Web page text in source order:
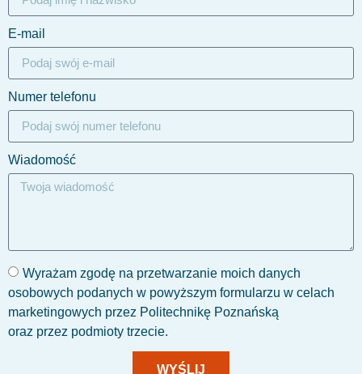
E-mail
Numer telefonu
Wiadomość
Wyrażam zgodę na przetwarzanie moich danych
osobowych podanych w powyższym formularzu w celach
marketingowych przez Politechnikę Poznańską
oraz przez podmioty trzecie.
WYŚLIJ